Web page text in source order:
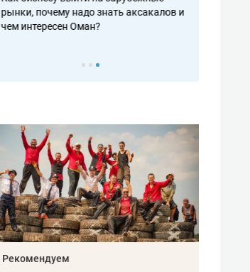
рынки, почему надо знать аксакалов и
чем интересен Оман?
Рекомендуем